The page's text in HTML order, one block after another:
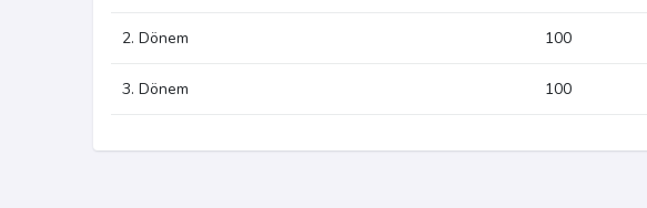
2. Dönem 100
3. Dönem 100